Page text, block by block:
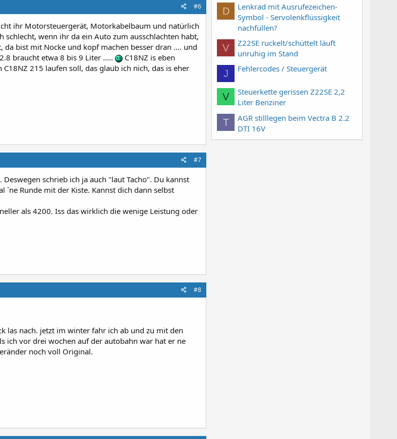
#6
ihr Motorsteuergerät, Motorkabelbaum und natürlich
schlecht, wenn ihr da ein Auto zum ausschlachten habt,
bist mit Nocke und kopf machen besser dran .... und
braucht etwa 8 bis 9 Liter .....
C18NZ is eben
215 laufen soll, das glaub ich nich, das is eher
#7
schrieb ich ja auch "laut Tacho". Du kannst
Runde mit der Kiste. Kannst dich dann selbst
als 4200. Iss das wirklich die wenige Leistung oder
#8
las nach. jetzt im winter fahr ich ab und zu mit den
ich vor drei wochen auf der autobahn war hat er ne
noch voll Original.
D
Lenkrad mit Ausrufezeichen-
Symbol - Servolenkflüssigkeit
nachfüllen?
V
Z22SE ruckelt/schüttelt läuft
unruhig im Stand
J Fehlercodes / Steuergerät
V
Steuerkette gerissen Z22SE 2,2
Liter Benziner
T
AGR stilllegen beim Vectra B 2.2
DTI 16V